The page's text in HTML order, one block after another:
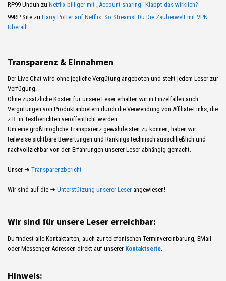
RP99 Unduh zu Netflix billiger mit „Account sharing“ Klappt das wirklich?
99RP Site zu Harry Potter auf Netflix: So Streamst Du Die Zauberwelt mit VPN
Überall!
Transparenz & Einnahmen
Der Live-Chat wird ohne jegliche Vergütung angeboten und steht jedem Leser zur
Verfügung.
Ohne zusätzliche Kosten für unsere Leser erhalten wir in Einzelfällen auch
Vergütungen von Produktanbietern durch die Verwendung von Affiliate-Links, die
z.B. in Testberichten veröffentlicht werden.
Um eine größtmögliche Transparenz gewährleisten zu können, haben wir
teilweise sichtbare Bewertungen und Rankings technisch ausschließlich und
nachvollziehbar von den Erfahrungen unserer Leser abhängig gemacht.
Unser ➜ Transparenzbericht
Wir sind auf die ➜ Unterstützung unserer Leser angewiesen!
Wir sind für unsere Leser erreichbar:
Du findest alle Kontaktarten, auch zur telefonischen Terminvereinbarung, EMail
oder Messenger Adressen direkt auf unserer Kontaktseite.
Hinweis: